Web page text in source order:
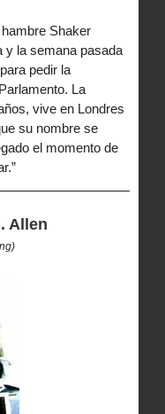
Shaker
y la semana pasada
pedir la
La
vive en Londres
su nombre se
el momento de
Allen